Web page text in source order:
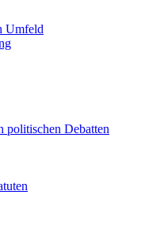
Umfeld
politischen Debatten